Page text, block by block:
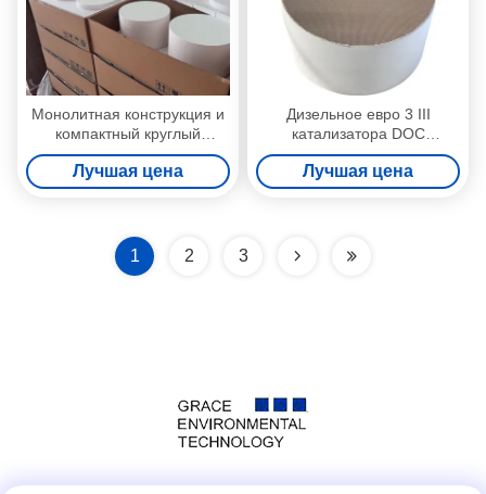
Монолитная конструкция и
компактный круглый
кордиеритовый катализатор
SCR для автомобилей с
дизельным двигателем
Лучшая цена
Дизельное евро 3 III
катализатора DOC
оксидации 4 5 6 удаление
HC CO для тележек
дизельных кораблей
Лучшая цена
1 2 3